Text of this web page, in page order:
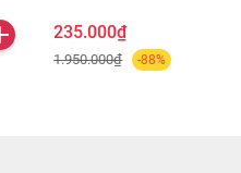
235.000₫
1.950.000₫ -88%